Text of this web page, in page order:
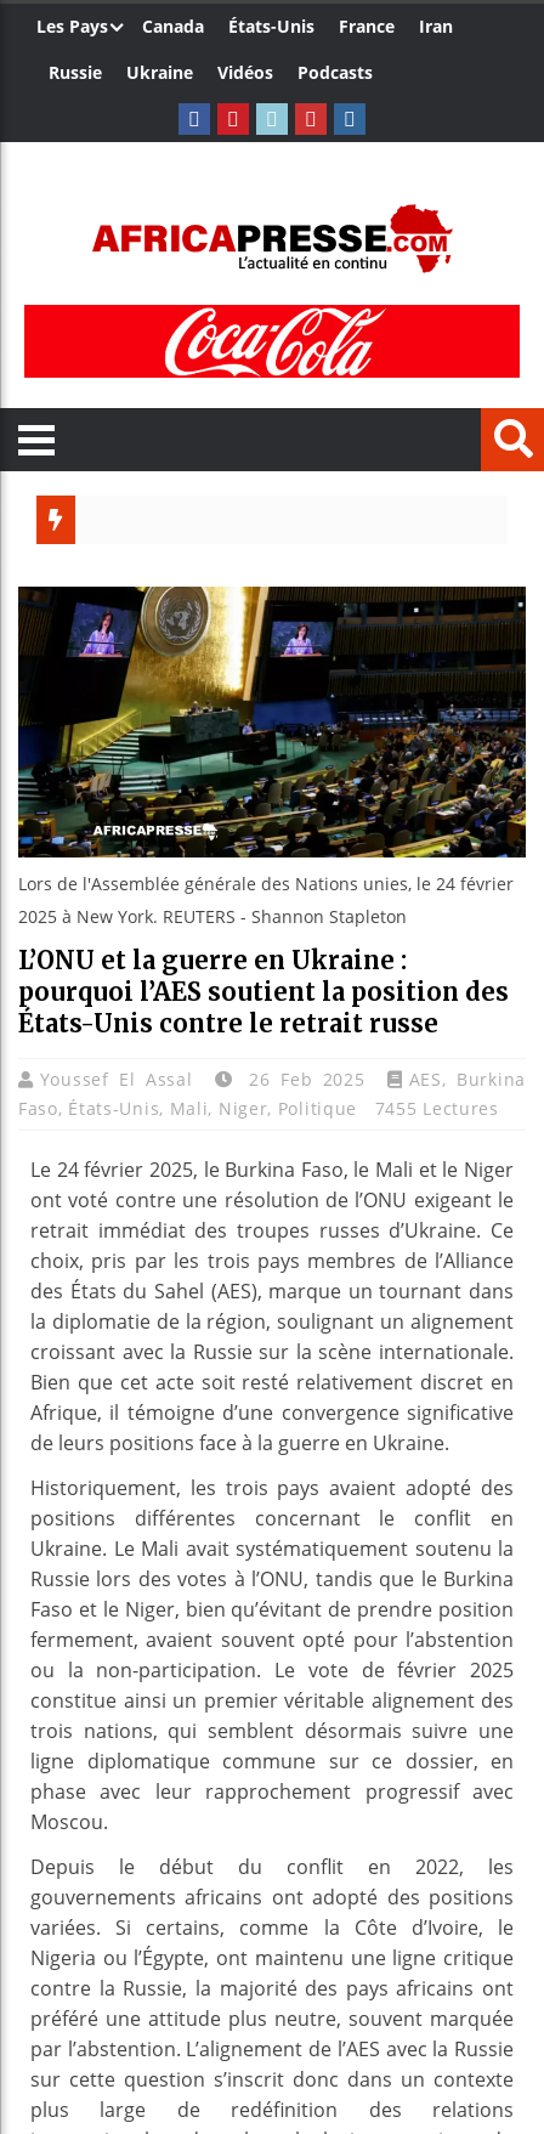
Les Pays Canada États-Unis France
Iran
Russie
Ukraine Vidéos Podcasts
Guinée :
Réforme
Bénin :
Lors de l'Assemblée générale des Nations unies, le 24 février
2025 à New York. REUTERS - Shannon Stapleton
L’ONU et la guerre en Ukraine :
pourquoi l’AES soutient la position des
États-Unis contre le retrait russe
Youssef El Assal 26 Feb 2025 AES, Burkina
Faso, États-Unis, Mali, Niger, Politique 7455 Lectures
Le 24 février 2025, le Burkina Faso, le Mali et le Niger
ont voté contre une résolution de l’ONU exigeant le
retrait immédiat des troupes russes d’Ukraine. Ce
choix, pris par les trois pays membres de l’Alliance
des États du Sahel (AES), marque un tournant dans
la diplomatie de la région, soulignant un alignement
croissant avec la Russie sur la scène internationale.
Bien que cet acte soit resté relativement discret en
Afrique, il témoigne d’une convergence significative
de leurs positions face à la guerre en Ukraine.
Historiquement, les trois pays avaient adopté des
positions différentes concernant le conflit en
Ukraine. Le Mali avait systématiquement soutenu la
Russie lors des votes à l’ONU, tandis que le Burkina
Faso et le Niger, bien qu’évitant de prendre position
fermement, avaient souvent opté pour l’abstention
ou la non-participation. Le vote de février 2025
constitue ainsi un premier véritable alignement des
trois nations, qui semblent désormais suivre une
ligne diplomatique commune sur ce dossier, en
phase avec leur rapprochement progressif avec
Moscou.
Depuis le début du conflit en 2022, les
gouvernements africains ont adopté des positions
variées. Si certains, comme la Côte d’Ivoire, le
Nigeria ou l’Égypte, ont maintenu une ligne critique
contre la Russie, la majorité des pays africains ont
préféré une attitude plus neutre, souvent marquée
par l’abstention. L’alignement de l’AES avec la Russie
sur cette question s’inscrit donc dans un contexte
plus large de redéfinition des relations